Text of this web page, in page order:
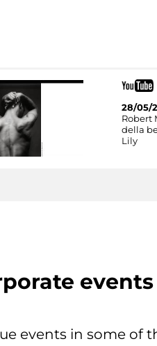
28/05/
Robert
della
Lily
events
events in some of